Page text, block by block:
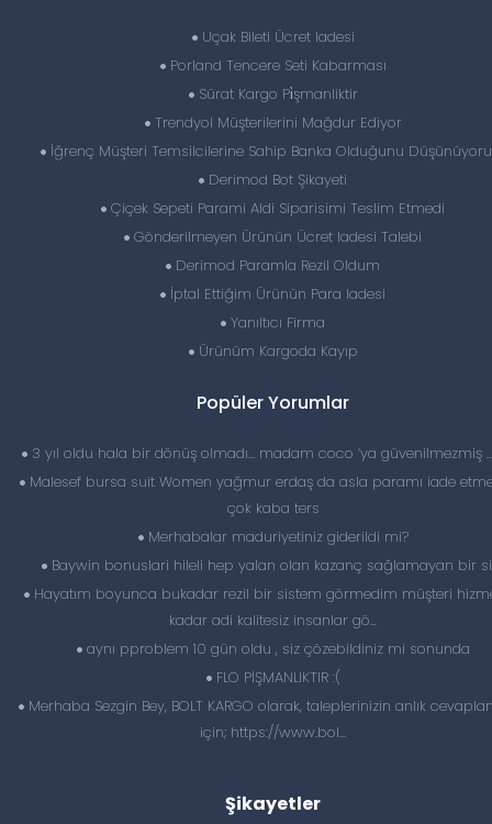
Uçak Bileti Ücret Iadesi
Porland Tencere Seti Kabarması
Sürat Kargo Pi̇şmanliktir
Trendyol Müşterilerini Mağdur Ediyor
İğrenç Müşteri Temsilcilerine Sahip Banka Olduğunu
Derimod Bot Şikayeti
Çiçek Sepeti Parami Aldi Siparisimi Teslim Etmedi
Gönderilmeyen Ürünün Ücret Iadesi Talebi
Derimod Paramla Rezil Oldum
İptal Ettiğim Ürünün Para Iadesi
Yanıltıcı Firma
Ürünüm Kargoda Kayıp
Popüler Yorumlar
3 yıl oldu hala bir dönüş olmadı… madam coco ‘ya güvenilmezmiş
Malesef bursa suit Women yağmur erdaş da asla paramı iade
çok kaba ters
Merhabalar maduriyetiniz giderildi mi?
Baywin bonuslari hileli hep yalan olan kazanç sağlamayan bir
Hayatım boyunca bukadar rezil bir sistem görmedim müşteri
kadar adi kalitesiz insanlar gö...
aynı pproblem 10 gün oldu , siz çözebildiniz mi sonunda
FLO PİŞMANLIKTIR :(
Merhaba Sezgin Bey, BOLT KARGO olarak, taleplerinizin anlık
için; https://www.bol...
Şikayetler